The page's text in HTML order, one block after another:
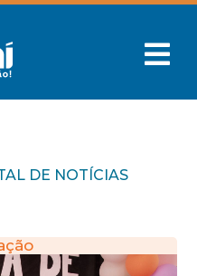
DE NOTÍCIAS